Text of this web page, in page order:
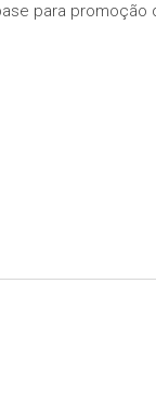
para promoção